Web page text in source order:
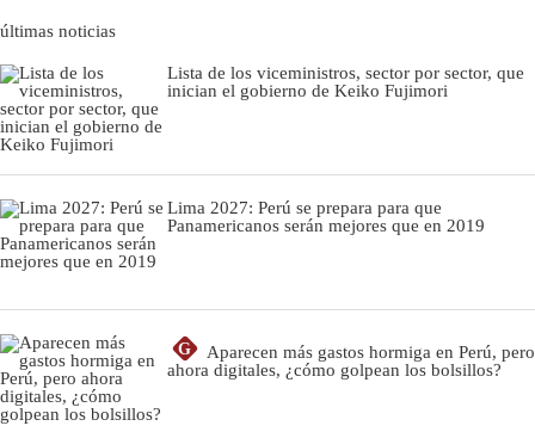
últimas noticias
Lista de los viceministros, sector por sector, que
inician el gobierno de Keiko Fujimori
Lima 2027: Perú se prepara para que
Panamericanos serán mejores que en 2019
G
Aparecen más gastos hormiga en Perú, pero
ahora digitales, ¿cómo golpean los bolsillos?